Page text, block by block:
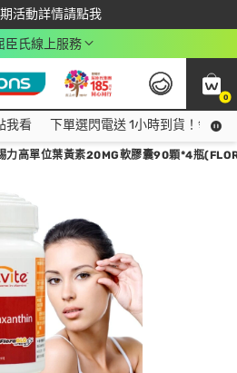
活動詳情請點我
app最高回饋$350
臣氏線上服務
0
我看 下單選閃電送 1小時到貨！領神
力高單位葉黃素20MG軟膠囊90顆*4瓶